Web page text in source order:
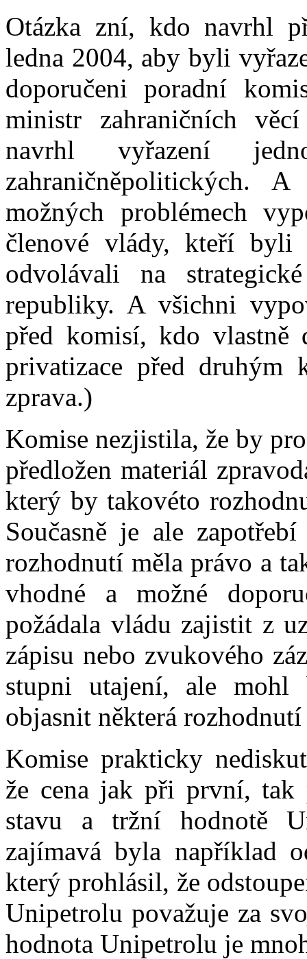
Otázka zní, kdo navrhl
ledna 2004, aby byli
doporučeni poradní
ministr zahraničních
navrhl vyřazení
zahraničněpolitických.
možných problémech
členové vlády, kteří byli
odvolávali na
republiky. A všichni
před komisí, kdo vlastně
privatizace před druhým
zprava.)
Komise nezjistila, že by
předložen materiál
který by takovéto
Současně je ale
rozhodnutí měla právo a
vhodné a možné
požádala vládu zajistit z
zápisu nebo zvukového
stupni utajení, ale mohl
objasnit některá
Komise prakticky
že cena jak při první, tak
stavu a tržní hodnotě
zajímavá byla například
který prohlásil, že
Unipetrolu považuje za
hodnota Unipetrolu je